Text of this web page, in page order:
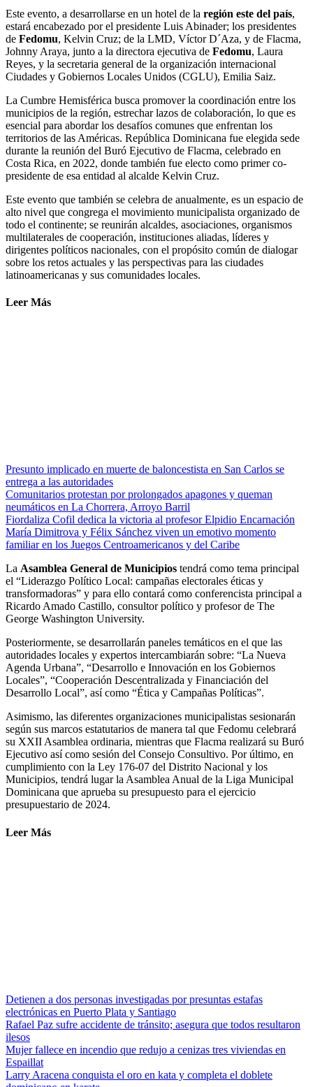
Este evento, a desarrollarse en un hotel de la región este del país,
estará encabezado por el presidente Luis Abinader; los presidentes
de Fedomu, Kelvin Cruz; de la LMD, Víctor D´Aza, y de Flacma,
Johnny Araya, junto a la directora ejecutiva de Fedomu, Laura
Reyes, y la secretaria general de la organización internacional
Ciudades y Gobiernos Locales Unidos (CGLU), Emilia Saiz.
La Cumbre Hemisférica busca promover la coordinación entre los
municipios de la región, estrechar lazos de colaboración, lo que es
esencial para abordar los desafíos comunes que enfrentan los
territorios de las Américas. República Dominicana fue elegida sede
durante la reunión del Buró Ejecutivo de Flacma, celebrado en
Costa Rica, en 2022, donde también fue electo como primer co-
presidente de esa entidad al alcalde Kelvin Cruz.
Este evento que también se celebra de anualmente, es un espacio de
alto nivel que congrega el movimiento municipalista organizado de
todo el continente; se reunirán alcaldes, asociaciones, organismos
multilaterales de cooperación, instituciones aliadas, líderes y
dirigentes políticos nacionales, con el propósito común de dialogar
sobre los retos actuales y las perspectivas para las ciudades
latinoamericanas y sus comunidades locales.
Leer Más
Presunto implicado en muerte de baloncestista en San Carlos se
entrega a las autoridades
Comunitarios protestan por prolongados apagones y queman
neumáticos en La Chorrera, Arroyo Barril
Fiordaliza Cofil dedica la victoria al profesor Elpidio Encarnación
María Dimitrova y Félix Sánchez viven un emotivo momento
familiar en los Juegos Centroamericanos y del Caribe
La Asamblea General de Municipios tendrá como tema principal
el “Liderazgo Político Local: campañas electorales éticas y
transformadoras” y para ello contará como conferencista principal a
Ricardo Amado Castillo, consultor político y profesor de The
George Washington University.
Posteriormente, se desarrollarán paneles temáticos en el que las
autoridades locales y expertos intercambiarán sobre: “La Nueva
Agenda Urbana”, “Desarrollo e Innovación en los Gobiernos
Locales”, “Cooperación Descentralizada y Financiación del
Desarrollo Local”, así como “Ética y Campañas Políticas”.
Asimismo, las diferentes organizaciones municipalistas sesionarán
según sus marcos estatutarios de manera tal que Fedomu celebrará
su XXII Asamblea ordinaria, mientras que Flacma realizará su Buró
Ejecutivo así como sesión del Consejo Consultivo. Por último, en
cumplimiento con la Ley 176-07 del Distrito Nacional y los
Municipios, tendrá lugar la Asamblea Anual de la Liga Municipal
Dominicana que aprueba su presupuesto para el ejercicio
presupuestario de 2024.
Leer Más
Detienen a dos personas investigadas por presuntas estafas
electrónicas en Puerto Plata y Santiago
Rafael Paz sufre accidente de tránsito; asegura que todos resultaron
ilesos
Mujer fallece en incendio que redujo a cenizas tres viviendas en
Espaillat
Larry Aracena conquista el oro en kata y completa el doblete